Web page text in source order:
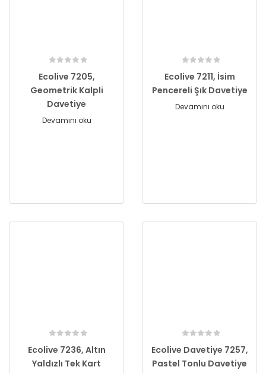
Ecolive 7205,
Geometrik Kalpli
Davetiye
Devamını oku
Ecolive 7211, İsim
Pencereli Şık Davetiye
Devamını oku
Ecolive 7236, Altın
Yaldızlı Tek Kart
Ecolive Davetiye 7257,
Pastel Tonlu Davetiye